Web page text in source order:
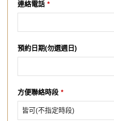
連絡電話 *
預約日期(勿選週日)
方便聯絡時段 *
皆可(不指定時段)